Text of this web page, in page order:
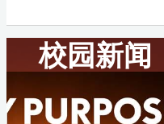
校园新闻